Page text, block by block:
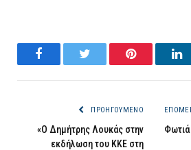
FacebookTwitter Pinterest
ΠΡΟΗΓΟΎΜΕΝΟ
«Ο Δημήτρης Λουκάς στην
εκδήλωση του ΚΚΕ στη
Φωτιά